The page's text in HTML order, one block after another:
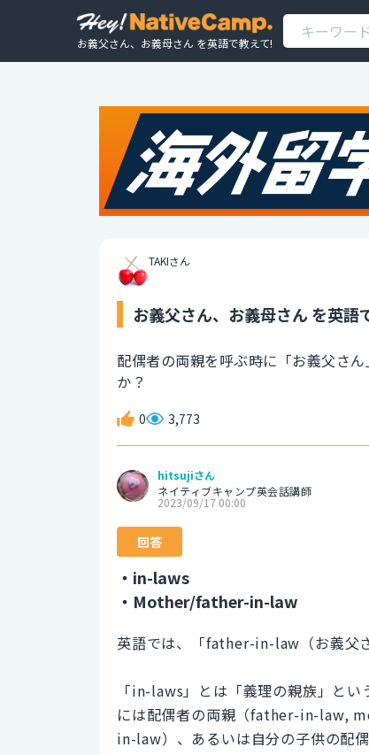
お義父さん、お義母さん を英語で教えて!
TAKIさん
お義父さん、お義母さん を英語
配偶者の両親を呼ぶ時に「お義父さ
か？
0 3,773
hitsujiさん
ネイティブキャンプ英会話講師
2023/09/17 00:00
回答
・in-laws
・Mother/father-in-law
英語では、「father-in-law（お義父
「in-laws」とは「義理の親族」と
には配偶者の両親（father-in-law,
in-law）、あるいは自分の子供の配